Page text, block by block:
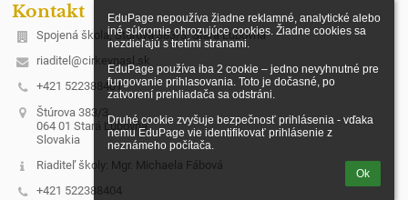
EduPage nepoužíva žiadne reklamné, analytické alebo
iné súkromie ohrozujúce cookies. Žiadne cookies sa
nezdieľajú s tretími stranami.
EduPage používa iba 2 cookie – jedno nevyhnutné pre
fungovanie prihlasovania. Toto je dočasné, po
zatvorení prehliadača sa odstráni.
Druhé cookie zvyšuje bezpečnosť prihlásenia - vďaka
nemu EduPage vie identifikovať prihlásenie z
neznámeho počítača.
Ok
Kontakt
Spojená škola, Štúrova 383/3, Stará Ľubovňa
riaditel@cirkevnasl.sk
+421 522388401
Štúrova 383/3
064 01 Stará Ľubovňa
Slovakia
Riaditeľ školy: Mgr. Michaela Fábová
+421 522388404